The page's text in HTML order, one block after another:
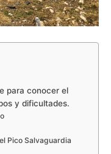
para conocer el
y dificultades.
Pico Salvaguardia